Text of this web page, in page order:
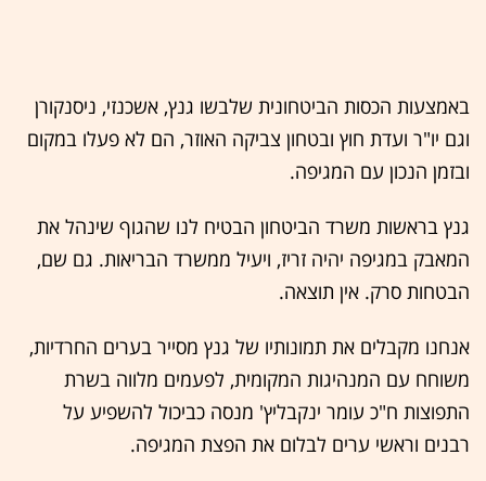
באמצעות הכסות הביטחונית שלבשו גנץ, אשכנזי, ניסנקורן
וגם יו"ר ועדת חוץ ובטחון צביקה האוזר, הם לא פעלו במקום
ובזמן הנכון עם המגיפה.
גנץ בראשות משרד הביטחון הבטיח לנו שהגוף שינהל את
המאבק במגיפה יהיה זריז, ויעיל ממשרד הבריאות. גם שם,
הבטחות סרק. אין תוצאה.
אנחנו מקבלים את תמונותיו של גנץ מסייר בערים החרדיות,
משוחח עם המנהיגות המקומית, לפעמים מלווה בשרת
התפוצות ח"כ עומר ינקבליץ' מנסה כביכול להשפיע על
רבנים וראשי ערים לבלום את הפצת המגיפה.